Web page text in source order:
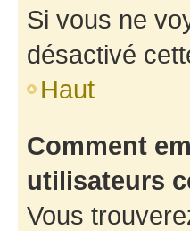
Si vous ne
désactivé
Haut
Comment
utilisateurs
Vous